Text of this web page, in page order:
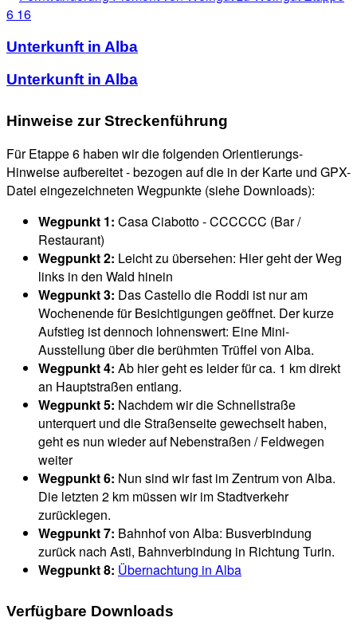
Unterkunft in Alba
Unterkunft in Alba
Hinweise zur Streckenführung
Für Etappe 6 haben wir die folgenden Orientierungs-
Hinweise aufbereitet - bezogen auf die in der Karte und GPX-
Datei eingezeichneten Wegpunkte (siehe Downloads):
Wegpunkt 1: Casa Ciabotto - CCCCCC (Bar /
Restaurant)
Wegpunkt 2: Leicht zu übersehen: Hier geht der Weg
links in den Wald hinein
Wegpunkt 3: Das Castello die Roddi ist nur am
Wochenende für Besichtigungen geöffnet. Der kurze
Aufstieg ist dennoch lohnenswert: Eine Mini-
Ausstellung über die berühmten Trüffel von Alba.
Wegpunkt 4: Ab hier geht es leider für ca. 1 km direkt
an Hauptstraßen entlang.
Wegpunkt 5: Nachdem wir die Schnellstraße
unterquert und die Straßenseite gewechselt haben,
geht es nun wieder auf Nebenstraßen / Feldwegen
weiter
Wegpunkt 6: Nun sind wir fast im Zentrum von Alba.
Die letzten 2 km müssen wir im Stadtverkehr
zurücklegen.
Wegpunkt 7: Bahnhof von Alba: Busverbindung
zurück nach Asti, Bahnverbindung in Richtung Turin.
Wegpunkt 8: Übernachtung in Alba
Verfügbare Downloads